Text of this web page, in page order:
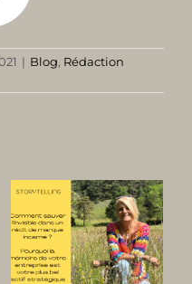
| Blog, Rédaction